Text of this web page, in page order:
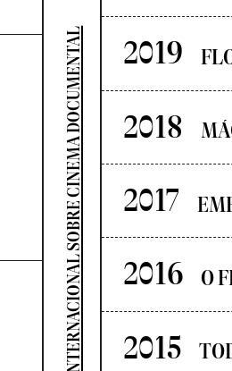
SEMINÁRIO INTERNACIONAL SOBRE CINEMA DOCUMENTAL 2019
2018
2017
2016 O
2015